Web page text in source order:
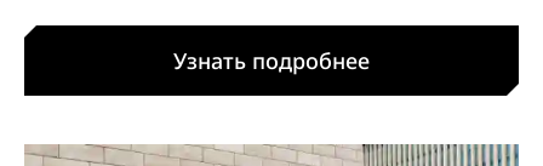
Узнать подробнее